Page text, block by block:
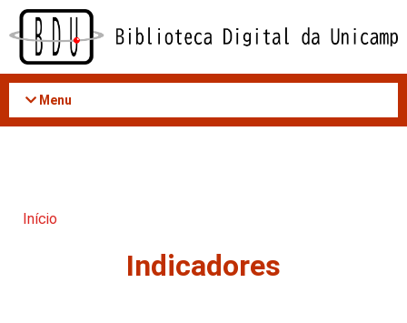
Acessar
conteúdo
Menu
Início
Indicadores